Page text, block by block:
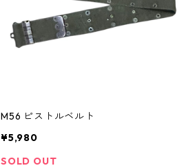
M56 ピストルベルト
¥5,980
SOLD OUT